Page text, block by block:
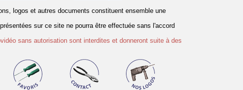
logos et autres documents constituent ensemble une
sur ce site ne pourra être effectuée sans l'accord
sans autorisation sont interdites et donneront suite à des